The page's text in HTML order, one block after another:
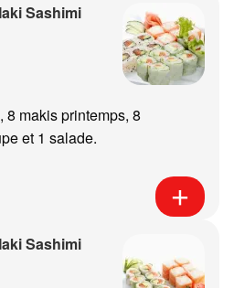
Sashimi
makis printemps, 8
et 1 salade.
Sashimi